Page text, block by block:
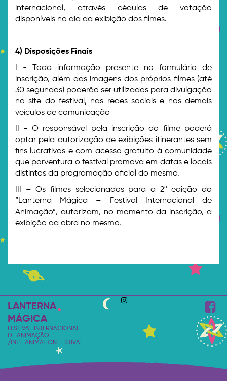
internacional, através cédulas de votação
disponíveis no dia da exibição dos filmes.
4) Disposições Finais
I - Toda informação presente no formulário de
inscrição, além das imagens dos próprios filmes (até
30 segundos) poderão ser utilizados para divulgação
no site do festival, nas redes sociais e nos demais
veículos de comunicação
II - O responsável pela inscrição do filme poderá
optar pela autorização de exibições itinerantes sem
fins lucrativos e com acesso gratuito à comunidade
que porventura o festival promova em datas e locais
distintos da programação oficial do mesmo.
III – Os filmes selecionados para a 2ª edição do
“Lanterna Mágica – Festival Internacional de
Animação”, autorizam, no momento da inscrição, a
exibição da obra no mesmo.
LANTERNA
MÁGICA
FESTIVAL INTERNACIONAL
DE ANIMAÇÃO
/INT'L ANIMATION FESTIVAL